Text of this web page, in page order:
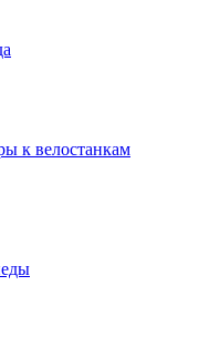
к велостанкам